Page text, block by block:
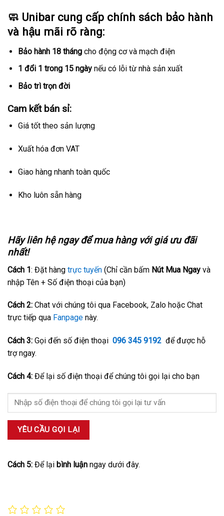
🧼 Unibar cung cấp chính sách bảo hành
và hậu mãi rõ ràng:
Bảo hành 18 thángcho động cơ và mạch điện
1 đổi 1 trong 15 ngàynếu có lỗi từ nhà sản xuất
Bảo trì trọn đời
Cam kết bán sỉ:
Giá tốt theo sản lượng
Xuất hóa đơn VAT
Giao hàng nhanh toàn quốc
Kho luôn sẵn hàng
Hãy liên hệ ngay để mua hàng với giá ưu đãi
nhất!
Cách 1: Đặt hàng trực tuyến (Chỉ cần bấm Nút Mua Ngay và
nhập Tên + Số điện thoại của bạn)
Cách 2: Chat với chúng tôi qua Facebook, Zalo hoặc Chat
trực tiếp qua Fanpage này.
Cách 3: Gọi đến số điện thoại 096 345 9192 để được hỗ
trợ ngay.
Cách 4: Để lại số điện thoại để chúng tôi gọi lại cho bạn
Cách 5: Để lại bình luận ngay dưới đây.